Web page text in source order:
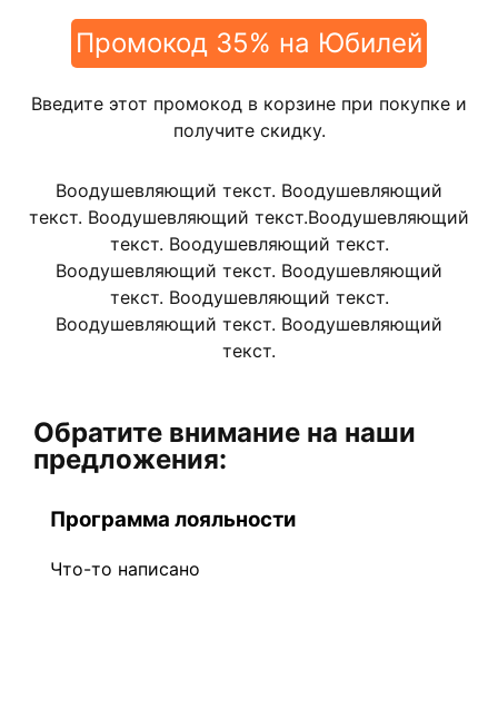
Промокод 35% на Юбилей
Введите этот промокод в корзине при покупке и
получите скидку.
Воодушевляющий текст. Воодушевляющий
текст. Воодушевляющий текст.Воодушевляющий
текст. Воодушевляющий текст.
Воодушевляющий текст. Воодушевляющий
текст. Воодушевляющий текст.
Воодушевляющий текст. Воодушевляющий
текст.
Обратите внимание на наши
предложения:
Программа лояльности
Что-то написано